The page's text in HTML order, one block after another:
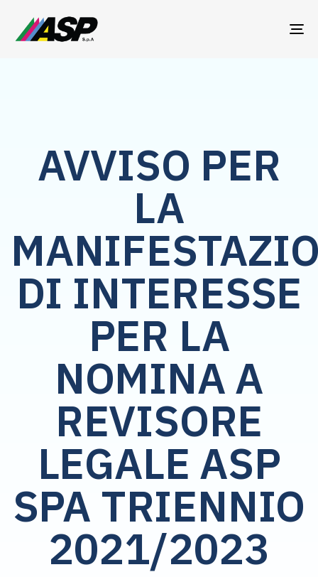
AVVISO PER
LA
DI INTERESSE
PER LA
NOMINA A
REVISORE
LEGALE ASP
SPA TRIENNIO
2021/2023